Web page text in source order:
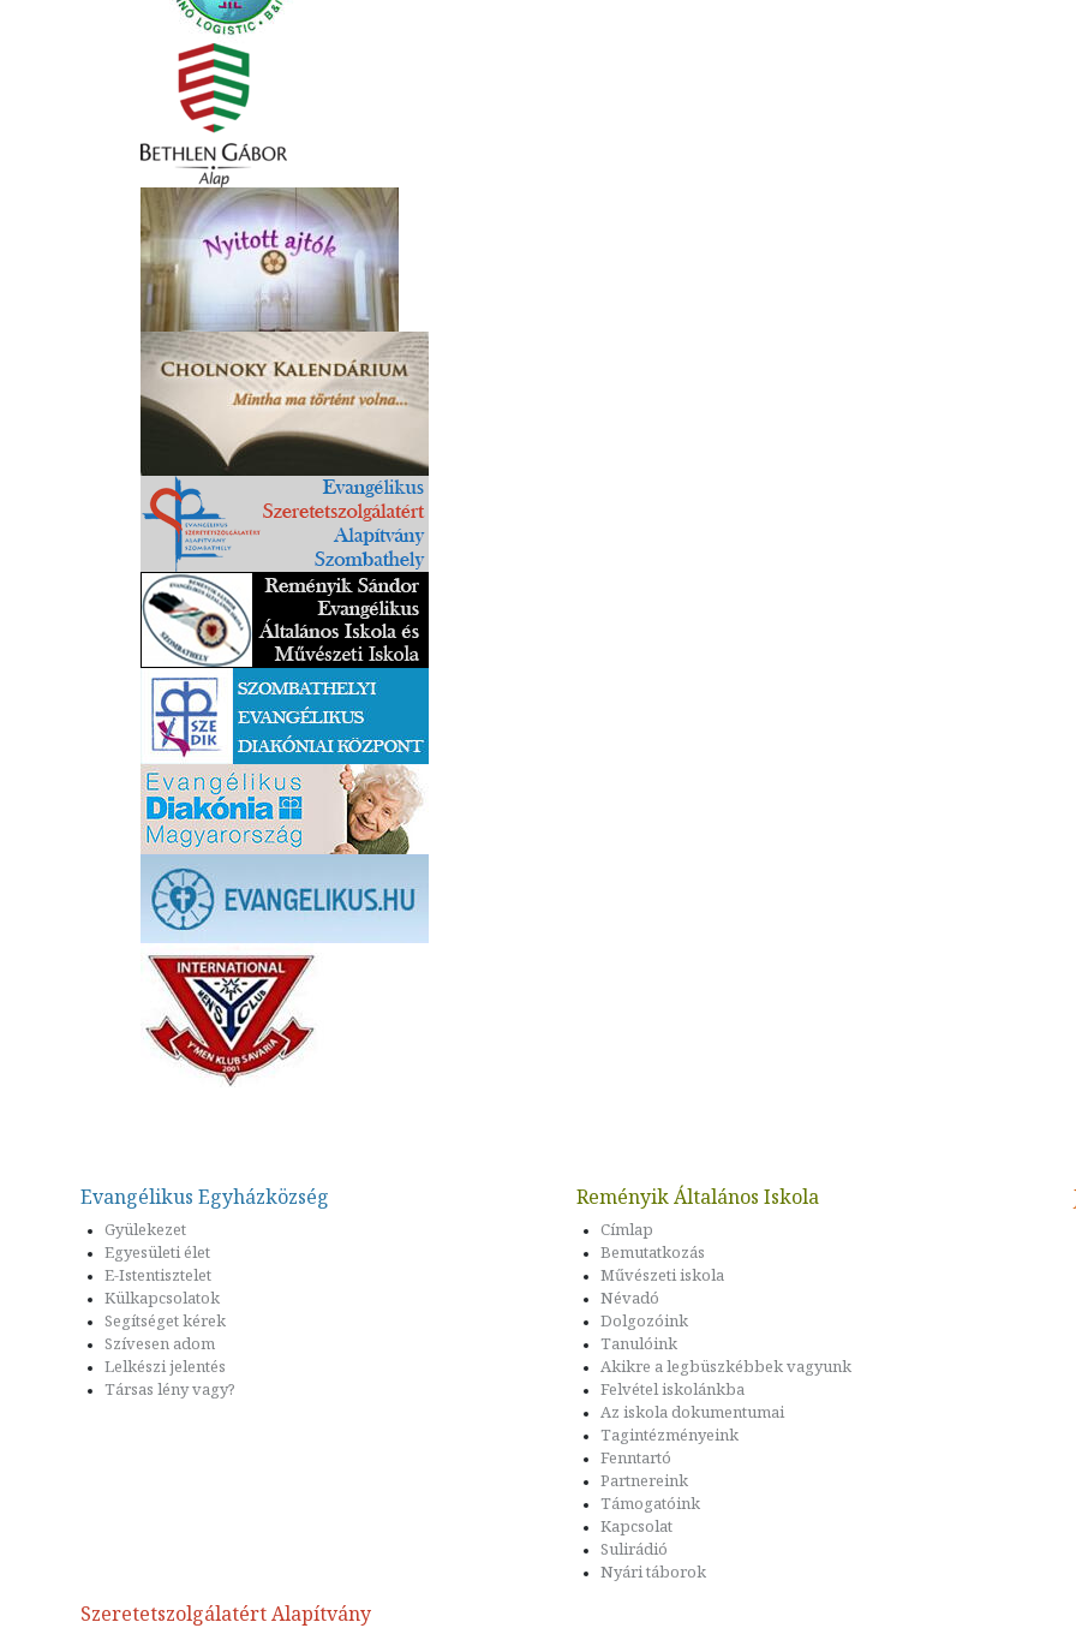
Evangélikus Egyházközség
Gyülekezet
Egyesületi élet
E-Istentisztelet
Külkapcsolatok
Segítséget kérek
Szívesen adom
Lelkészi jelentés
Társas lény vagy?
Reményik Általános Iskola
Címlap
Bemutatkozás
Művészeti iskola
Névadó
Dolgozóink
Tanulóink
Akikre a legbüszkébbek vagyunk
Felvétel iskolánkba
Az iskola dokumentumai
Tagintézményeink
Fenntartó
Partnereink
Támogatóink
Kapcsolat
Sulirádió
Nyári táborok
Szeretetszolgálatért Alapítvány